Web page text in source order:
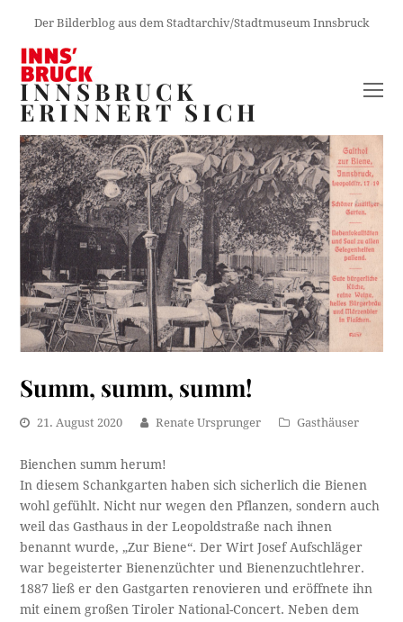
Der Bilderblog aus dem Stadtarchiv/Stadtmuseum Innsbruck
INNSBRUCK
ERINNERT SICH
Summ, summ, summ!
21. August 2020 Renate Ursprunger Gasthäuser
Bienchen summ herum!
In diesem Schankgarten haben sich sicherlich die Bienen
wohl gefühlt. Nicht nur wegen den Pflanzen, sondern auch
weil das Gasthaus in der Leopoldstraße nach ihnen
benannt wurde, „Zur Biene“. Der Wirt Josef Aufschläger
war begeisterter Bienenzüchter und Bienenzuchtlehrer.
1887 ließ er den Gastgarten renovieren und eröffnete ihn
mit einem großen Tiroler National-Concert. Neben dem